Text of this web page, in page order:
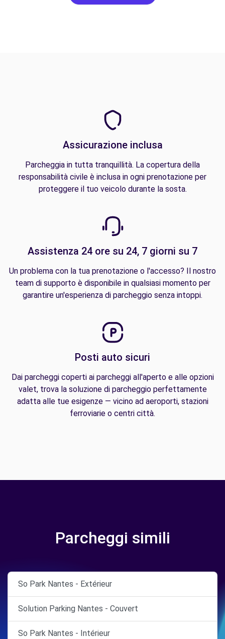
Assicurazione inclusa
Parcheggia in tutta tranquillità. La copertura della
responsabilità civile è inclusa in ogni prenotazione per
proteggere il tuo veicolo durante la sosta.
Assistenza 24 ore su 24, 7 giorni su 7
Un problema con la tua prenotazione o l'accesso? Il nostro
team di supporto è disponibile in qualsiasi momento per
garantire un'esperienza di parcheggio senza intoppi.
Posti auto sicuri
Dai parcheggi coperti ai parcheggi all'aperto e alle opzioni
valet, trova la soluzione di parcheggio perfettamente
adatta alle tue esigenze — vicino ad aeroporti, stazioni
ferroviarie o centri città.
Parcheggi simili
So Park Nantes - Extérieur
Solution Parking Nantes - Couvert
So Park Nantes - Intérieur